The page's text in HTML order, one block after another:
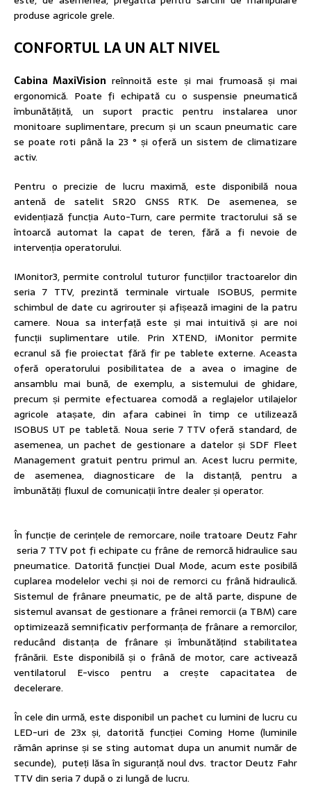
produse agricole grele.
CONFORTUL LA UN ALT NIVEL
Cabina MaxiVision reînnoită este și mai frumoasă și mai
ergonomică. Poate fi echipată cu o suspensie pneumatică
îmbunătățită, un suport practic pentru instalarea unor
monitoare suplimentare, precum și un scaun pneumatic care
se poate roti până la 23 ° și oferă un sistem de climatizare
activ.
Pentru o precizie de lucru maximă, este disponibilă noua
antenă de satelit SR20 GNSS RTK. De asemenea, se
evidențiază funcția Auto-Turn, care permite tractorului să se
întoarcă automat la capat de teren, fără a fi nevoie de
intervenția operatorului.
IMonitor3, permite controlul tuturor funcțiilor tractoarelor din
seria 7 TTV, prezintă terminale virtuale ISOBUS, permite
schimbul de date cu agrirouter și afișează imagini de la patru
camere. Noua sa interfață este și mai intuitivă și are noi
funcții suplimentare utile. Prin XTEND, iMonitor permite
ecranul să fie proiectat fără fir pe tablete externe. Aceasta
oferă operatorului posibilitatea de a avea o imagine de
ansamblu mai bună, de exemplu, a sistemului de ghidare,
precum și permite efectuarea comodă a reglajelor utilajelor
agricole atașate, din afara cabinei în timp ce utilizează
ISOBUS UT pe tabletă. Noua serie 7 TTV oferă standard, de
asemenea, un pachet de gestionare a datelor și SDF Fleet
Management gratuit pentru primul an. Acest lucru permite,
de asemenea, diagnosticare de la distanță, pentru a
îmbunătăți fluxul de comunicații între dealer și operator.
În funcție de cerințele de remorcare, noile tratoare Deutz Fahr
seria 7 TTV pot fi echipate cu frâne de remorcă hidraulice sau
pneumatice. Datorită funcției Dual Mode, acum este posibilă
cuplarea modelelor vechi și noi de remorci cu frână hidraulică.
Sistemul de frânare pneumatic, pe de altă parte, dispune de
sistemul avansat de gestionare a frânei remorcii (a TBM) care
optimizează semnificativ performanța de frânare a remorcilor,
reducând distanța de frânare și îmbunătățind stabilitatea
frânării. Este disponibilă și o frână de motor, care activează
ventilatorul E-visco pentru a crește capacitatea de
decelerare.
În cele din urmă, este disponibil un pachet cu lumini de lucru cu
LED-uri de 23x și, datorită funcției Coming Home (luminile
rămân aprinse și se sting automat dupa un anumit număr de
secunde), puteți lăsa în siguranță noul dvs. tractor Deutz Fahr
TTV din seria 7 după o zi lungă de lucru.